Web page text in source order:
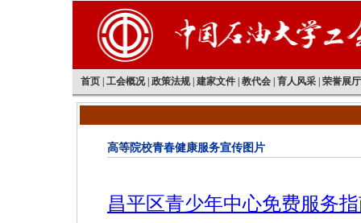
首页 工会概况| 政策法规| 建家文件 教代会 育人风采 荣誉展厅
高等院校青春健康服务宣传图片
昌平区青少年中心免费服务